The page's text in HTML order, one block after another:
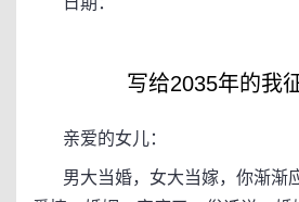
写给2035年的我
亲爱的女儿：
男大当婚，女大当嫁，你渐渐